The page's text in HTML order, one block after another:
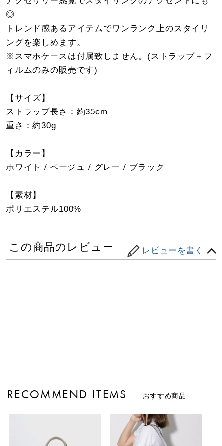
◎
トレンド感あるアイテムでワンランク上のスタイリ
ングを楽しめます。
※スマホケースは付属致しません。(ストラップ＋フ
ィルムのみの販売です)
【サイズ】
ストラップ長さ：約35cm
重さ：約30g
【カラー】
ホワイト / ベージュ / グレー / ブラック
【素材】
ポリエステル100%
この商品のレビュー レビューを書く
RECOMMEND ITEMS おすすめ商品